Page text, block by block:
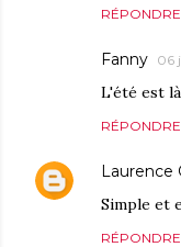
RÉPONDRE
Fanny 06
L'été est
RÉPONDRE
Laurence
Simple et
RÉPONDRE